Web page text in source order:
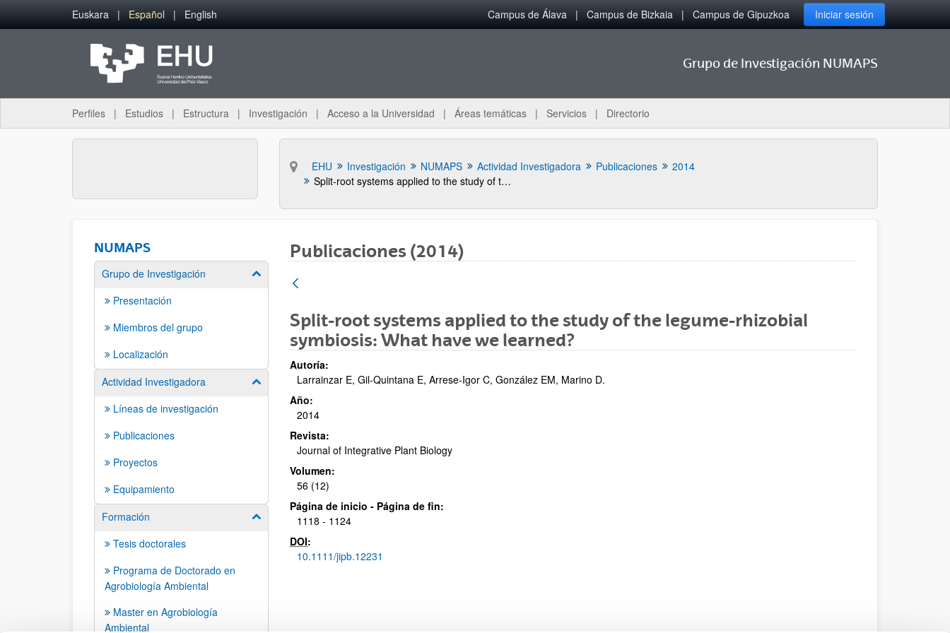
Saltar al contenido principal
Euskara Español English Campus de Álava Campus de Bizkaia Campus de Gipuzkoa Iniciar sesión
Grupo de Investigación NUMAPS
Perfiles Estudios Estructura Investigación Acceso a la Universidad Áreas temáticas Servicios Directorio
EHU Investigación NUMAPS Actividad Investigadora Publicaciones
2014
Split-root systems applied to the study of the legume-rhizobial symbiosis: What have we learned?
NUMAPS
Grupo de Investigación Mostrar/ocultar subpáginas
Presentación
Miembros del grupo
Localización
Actividad Investigadora
Mostrar/ocultar subpáginas
Líneas de investigación
Publicaciones
Proyectos
Equipamiento
Formación
Mostrar/ocultar subpáginas
Tesis doctorales
Programa de Doctorado en
Agrobiología Ambiental
Master en Agrobiología
Ambiental
Publicaciones (2014)
Split-root systems applied to the study of the legume-rhizobial
symbiosis: What have we learned?
Autoría:
Larrainzar E, Gil-Quintana E, Arrese-Igor C, González EM, Marino D.
Año:
2014
Revista:
Journal of Integrative Plant Biology
Volumen:
56 (12)
Página de inicio - Página de fin:
1118 - 1124
DOI:
10.1111/jipb.12231